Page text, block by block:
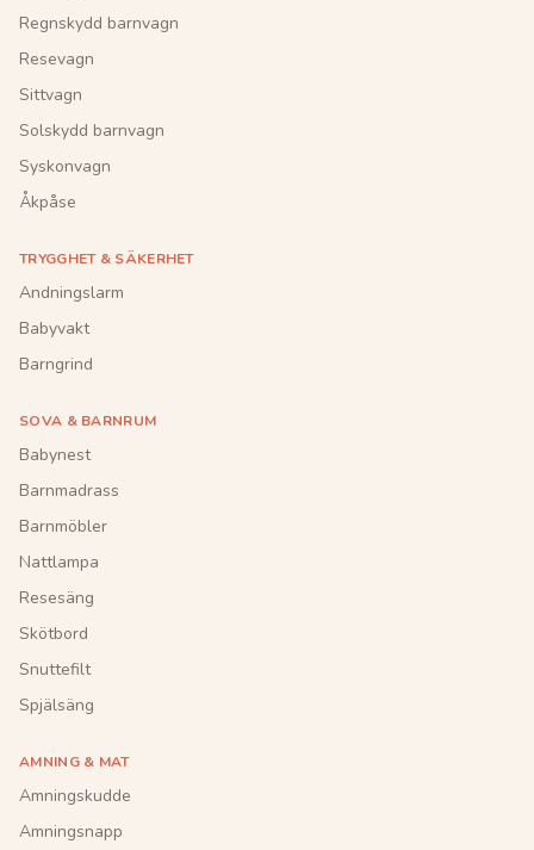
Regnskydd barnvagn
Resevagn
Sittvagn
Solskydd barnvagn
Syskonvagn
Åkpåse
TRYGGHET & SÄKERHET
Andningslarm
Babyvakt
Barngrind
SOVA & BARNRUM
Babynest
Barnmadrass
Barnmöbler
Nattlampa
Resesäng
Skötbord
Snuttefilt
Spjälsäng
AMNING & MAT
Amningskudde
Amningsnapp